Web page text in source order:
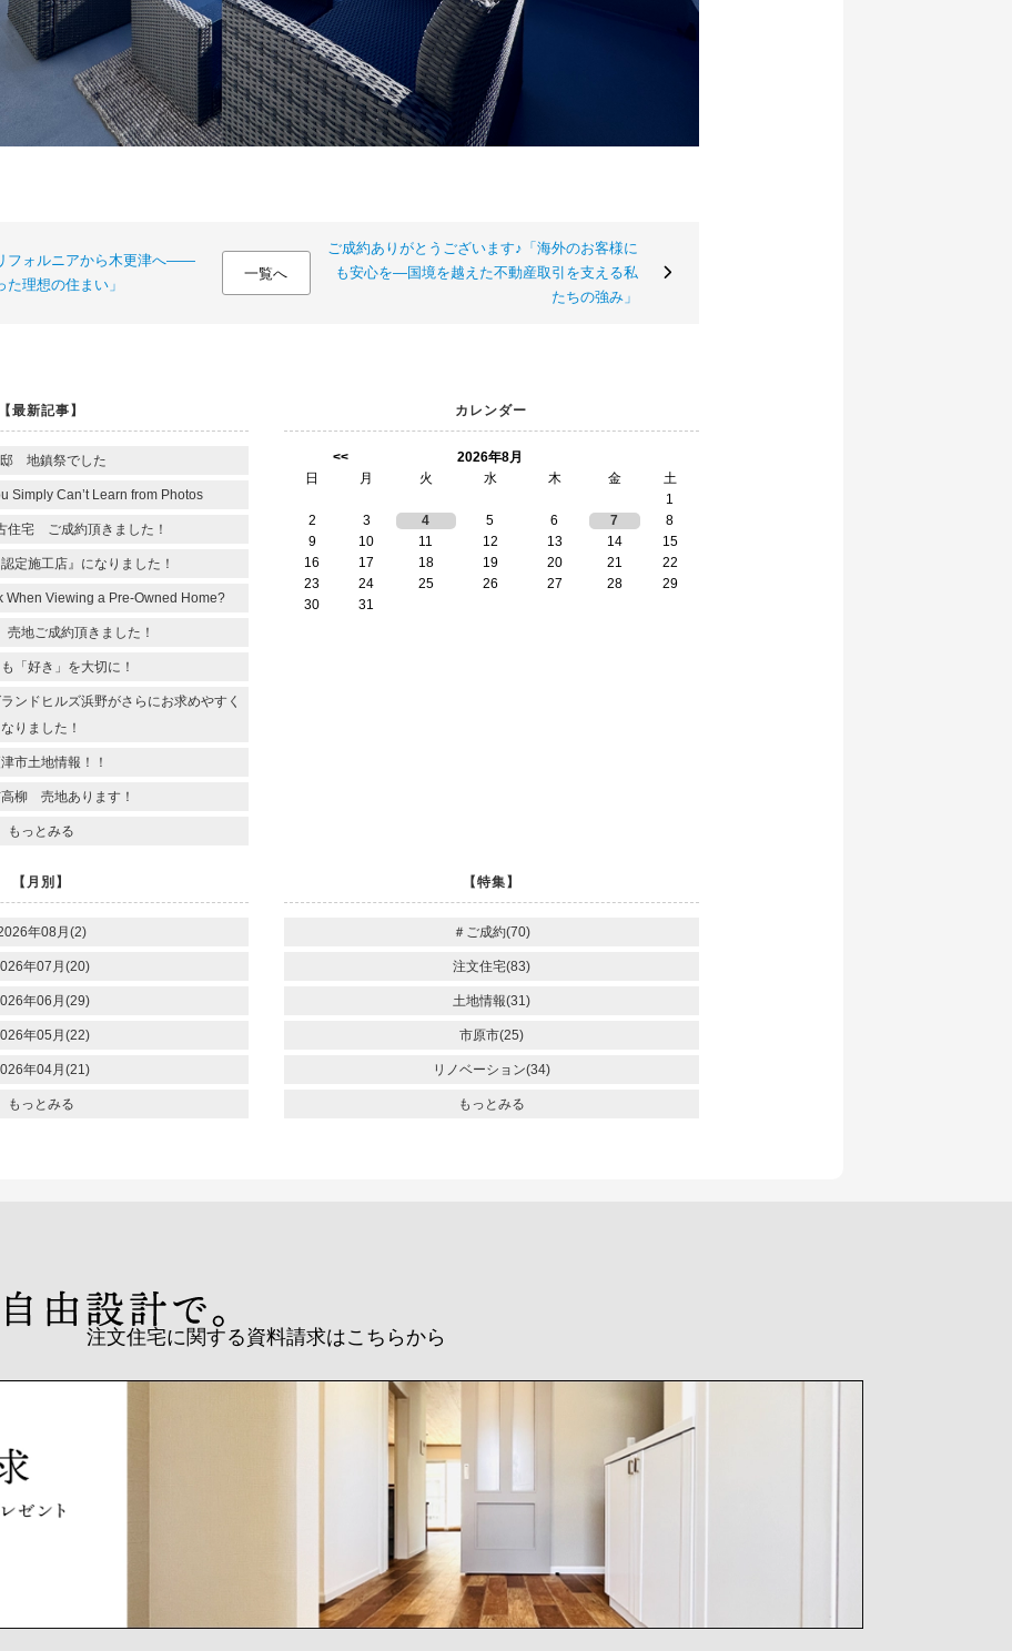
フォルニアから木更津へ――
理想の住まい」
一覧へ
ご成約ありがとうございます♪「海外のお客様に
も安心を―国境を越えた不動産取引を支える私
たちの強み」
【最新記事】
邸 地鎮祭でした
Simply Can’t Learn from Photos
宅 ご成約頂きました！
認定施工店』になりました！
When Viewing a Pre-Owned Home?
地ご成約頂きました！
「好き」を大切に！
ンドヒルズ浜野がさらにお求めやすく
なりました！
市土地情報！！
柳 売地あります！
もっとみる
カレンダー
<<
2026年8月
日
月 火 水 木 金
土
1
2
3 4 5 6 7
8
9
10 11 12 13 14
15
16
17 18 19 20 21
22
23
24 25 26 27 28
29
30
31
【月別】
年08月(2)
年07月(20)
年06月(29)
年05月(22)
年04月(21)
もっとみる
【特集】
＃ご成約(70)
注文住宅(83)
土地情報(31)
市原市(25)
リノベーション(34)
もっとみる
注文住宅に関する資料請求はこちらから